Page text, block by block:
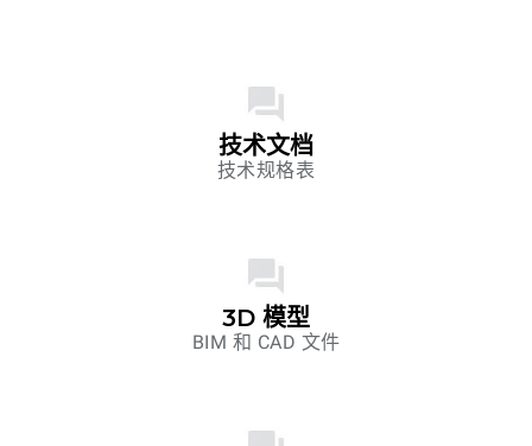
技术文档
技术规格表
3D 模型
BIM 和 CAD 文件